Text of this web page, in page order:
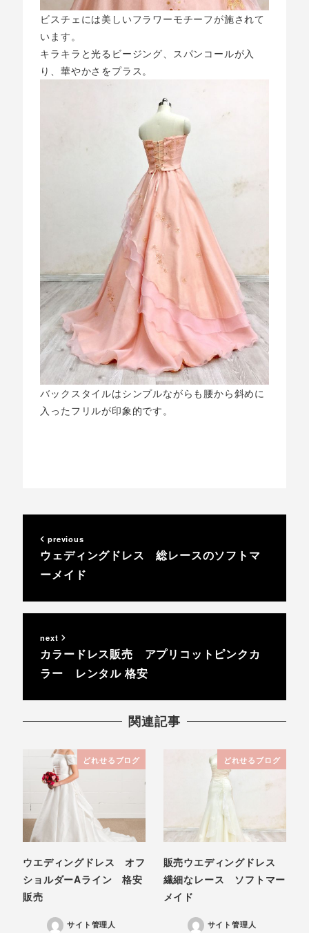
ビスチェには美しいフラワーモチーフが施されて
います。
キラキラと光るビージング、スパンコールが入
り、華やかさをプラス。
バックスタイルはシンプルながらも腰から斜めに
入ったフリルが印象的です。
previous
ウェディングドレス 総レースのソフトマ
ーメイド
next
カラードレス販売 アプリコットピンクカ
ラー レンタル 格安
関連記事
どれせるブログ
ウエディングドレス オフ
ショルダーAライン 格安
販売
サイト管理人
どれせるブログ
販売ウエディングドレス
繊細なレース ソフトマー
メイド
サイト管理人